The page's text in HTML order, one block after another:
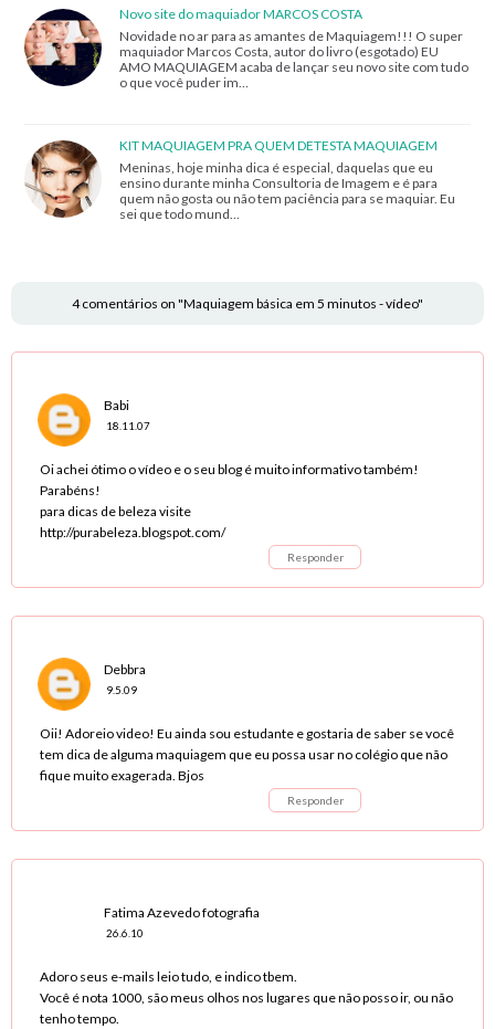
Novo site do maquiador MARCOS COSTA
Novidade no ar para as amantes de Maquiagem!!! O super
maquiador Marcos Costa, autor do livro (esgotado) EU
AMO MAQUIAGEM acaba de lançar seu novo site com tudo
o que você puder im…
KIT MAQUIAGEM PRA QUEM DETESTA MAQUIAGEM
Meninas, hoje minha dica é especial, daquelas que eu
ensino durante minha Consultoria de Imagem e é para
quem não gosta ou não tem paciência para se maquiar. Eu
sei que todo mund…
4 comentários on "Maquiagem básica em 5 minutos - vídeo"
Babi
18.11.07
Oi achei ótimo o vídeo e o seu blog é muito informativo também!
Parabéns!
para dicas de beleza visite
http://purabeleza.blogspot.com/
Responder
Debbra
9.5.09
Oii! Adoreio video! Eu ainda sou estudante e gostaria de saber se você
tem dica de alguma maquiagem que eu possa usar no colégio que não
fique muito exagerada. Bjos
Responder
Fatima Azevedo fotografia
26.6.10
Adoro seus e-mails leio tudo, e indico tbem.
Você é nota 1000, são meus olhos nos lugares que não posso ir, ou não
tenho tempo.